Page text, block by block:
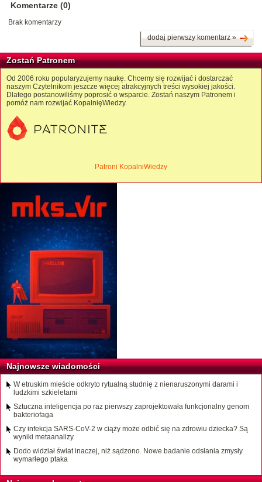
Komentarze (0)
Brak komentarzy
dodaj pierwszy komentarz »
Zostań Patronem
Od 2006 roku popularyzujemy naukę. Chcemy się rozwijać i dostarczać
naszym Czytelnikom jeszcze więcej atrakcyjnych treści wysokiej jakości.
Dlatego postanowiliśmy poprosić o wsparcie. Zostań naszym Patronem i
pomóż nam rozwijać KopalnięWiedzy.
Patroni KopalniWiedzy
Najnowsze wiadomości
W etruskim mieście odkryto rytualną studnię z nienaruszonymi darami i
ludzkimi szkieletami
Sztuczna inteligencja po raz pierwszy zaprojektowała funkcjonalny genom
bakteriofaga
Czy infekcja SARS-CoV-2 w ciąży może odbić się na zdrowiu dziecka? Są
wyniki metaanalizy
Dodo widział świat inaczej, niż sądzono. Nowe badanie odsłania zmysły
wymarłego ptaka